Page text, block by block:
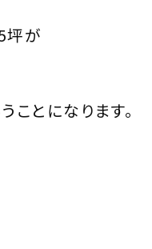
坪が
とになります。